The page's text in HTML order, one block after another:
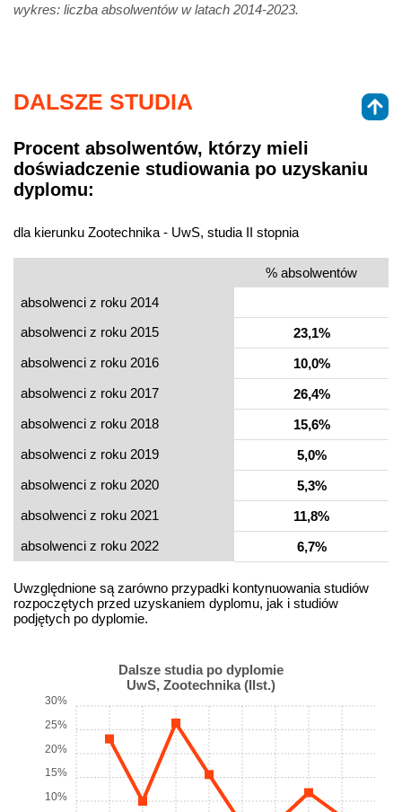
wykres: liczba absolwentów w latach 2014-2023.
DALSZE STUDIA
Procent absolwentów, którzy mieli
doświadczenie studiowania po uzyskaniu
dyplomu:
dla kierunku Zootechnika - UwS, studia II stopnia
% absolwentów
absolwenci z roku 2014
absolwenci z roku 2015
23,1%
absolwenci z roku 2016
10,0%
absolwenci z roku 2017
26,4%
absolwenci z roku 2018
15,6%
absolwenci z roku 2019
5,0%
absolwenci z roku 2020
5,3%
absolwenci z roku 2021
11,8%
absolwenci z roku 2022
6,7%
Uwzględnione są zarówno przypadki kontynuowania studiów
rozpoczętych przed uzyskaniem dyplomu, jak i studiów
podjętych po dyplomie.
Dalsze studia po dyplomie
UwS, Zootechnika (IIst.)
10%
15%
20%
25%
30%